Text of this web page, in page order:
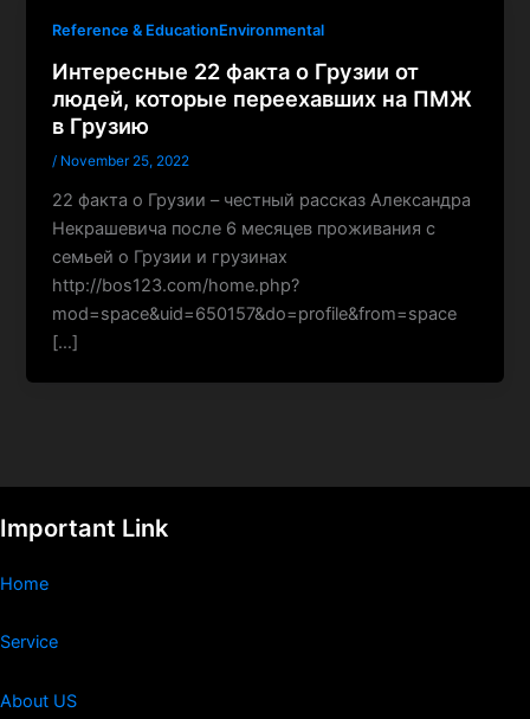
Reference & EducationEnvironmental
Интересные 22 факта о Грузии от
людей, которые переехавших на ПМЖ
в Грузию
/ November 25, 2022
22 факта о Грузии – честный рассказ Александра
Некрашевича после 6 месяцев проживания с
семьей о Грузии и грузинах
http://bos123.com/home.php?
mod=space&uid=650157&do=profile&from=space
[…]
Important Link
Home
Service
About US